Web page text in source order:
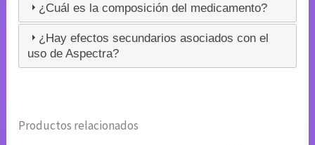
¿Cuál es la composición del medicamento?
¿Hay efectos secundarios asociados con el
uso de Aspectra?
Productos relacionados